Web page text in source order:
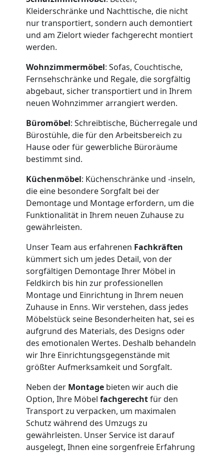
Kleiderschränke und Nachttische, die nicht
nur transportiert, sondern auch demontiert
und am Zielort wieder fachgerecht montiert
werden.
Wohnzimmermöbel: Sofas, Couchtische,
Fernsehschränke und Regale, die sorgfältig
abgebaut, sicher transportiert und in Ihrem
neuen Wohnzimmer arrangiert werden.
Büromöbel: Schreibtische, Bücherregale und
Bürostühle, die für den Arbeitsbereich zu
Hause oder für gewerbliche Büroräume
bestimmt sind.
Küchenmöbel: Küchenschränke und -inseln,
die eine besondere Sorgfalt bei der
Demontage und Montage erfordern, um die
Funktionalität in Ihrem neuen Zuhause zu
gewährleisten.
Unser Team aus erfahrenen Fachkräften
kümmert sich um jedes Detail, von der
sorgfältigen Demontage Ihrer Möbel in
Feldkirch bis hin zur professionellen
Montage und Einrichtung in Ihrem neuen
Zuhause in Enns. Wir verstehen, dass jedes
Möbelstück seine Besonderheiten hat, sei es
aufgrund des Materials, des Designs oder
des emotionalen Wertes. Deshalb behandeln
wir Ihre Einrichtungsgegenstände mit
größter Aufmerksamkeit und Sorgfalt.
Neben der Montage bieten wir auch die
Option, Ihre Möbel fachgerechtfür den
Transport zu verpacken, um maximalen
Schutz während des Umzugs zu
gewährleisten. Unser Service ist darauf
ausgelegt, Ihnen eine sorgenfreie Erfahrung
Umzugshelfer
Feldkirch
Möbeltaxi
Feldkirch
Kleintransport
Feldkirch
Möbelmontage
Feldkirch
Möbeltransport
Feldkirch
Beiladung
Feldkirch
Mini
Umzug